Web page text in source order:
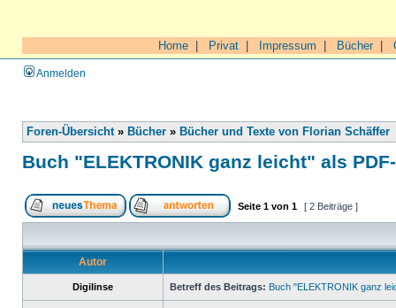
Home Privat Impressum Bücher|
Anmelden
Foren-Übersicht» Bücher » Bücher und Texte von Florian Schäffer
Buch "ELEKTRONIK ganz leicht" als
Seite 1 von 1 [ 2 Beiträge ]
Autor
Digilinse Betreff des Beitrags: Buch "ELEKTRONIK ganz